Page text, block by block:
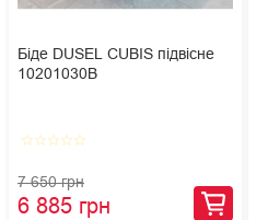
Біде DUSEL CUBIS підвісне
10201030В
star_borderstar_borderstar_borderstar_borderstar_border
7 650 грн
6 885 грн